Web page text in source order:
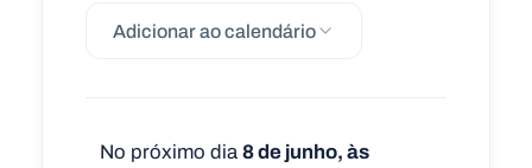
Adicionar ao calendário
No próximo dia8 de junho, às